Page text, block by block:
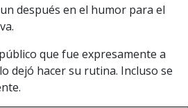
después en el humor para el
que fue expresamente a
dejó hacer su rutina. Incluso se